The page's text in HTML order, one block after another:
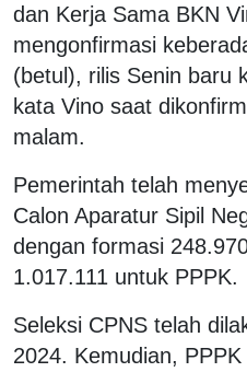
dan Kerja Sama BKN
mengonfirmasi
(betul), rilis Senin baru
kata Vino saat
malam.
Pemerintah telah
Calon Aparatur Sipil
dengan formasi
1.017.111 untuk PPPK.
Seleksi CPNS telah
2024. Kemudian,